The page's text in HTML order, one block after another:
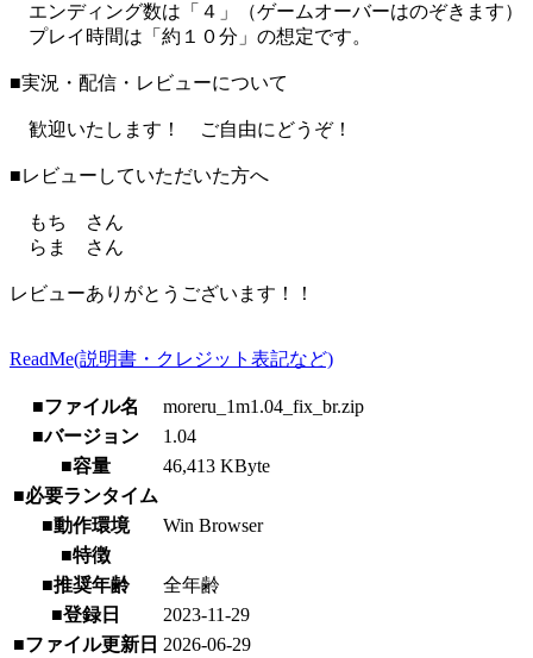
エンディング数は「４」（ゲームオーバーはのぞきます）
プレイ時間は「約１０分」の想定です。
■実況・配信・レビューについて
歓迎いたします！ ご自由にどうぞ！
■レビューしていただいた方へ
もち さん
らま さん
レビューありがとうございます！！
ReadMe(説明書・クレジット表記など)
■ファイル名
moreru_1m1.04_fix_br.zip
■バージョン
1.04
■容量
46,413 KByte
■必要ランタイム
■動作環境
Win Browser
■特徴
■推奨年齢
全年齢
■登録日
2023-11-29
■ファイル更新日 2026-06-29